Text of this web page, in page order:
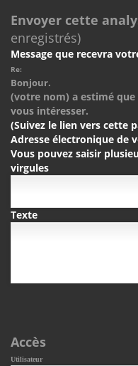
Envoyer cette
enregistrés)
Message que recevra
Re:
Bonjour.
(votre nom) a estimé
vous intéresser.
(Suivez le lien vers cette
Adresse électronique de
Vous pouvez saisir
virgules
Texte
Accès
Utilisateur